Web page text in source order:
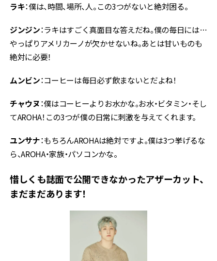
ラキ：僕は、時間、場所、人。この3つがないと絶対困る。
ジンジン：ラキはすごく真面目な答えだね。僕の毎日には…
やっぱりアメリカーノが欠かせないね。あとは甘いものも
絶対に必要！
ムンビン：コーヒーは毎日必ず飲まないとだよね！
チャウヌ：僕はコーヒーよりお水かな。お水・ビタミン・そし
てAROHA！この3つが僕の日常に刺激を与えてくれます。
ユンサナ：もちろんAROHAは絶対ですよ。僕は3つ挙げるな
ら、AROHA・家族・パソコンかな。
惜しくも誌面で公開できなかったアザーカット、
まだまだあります！